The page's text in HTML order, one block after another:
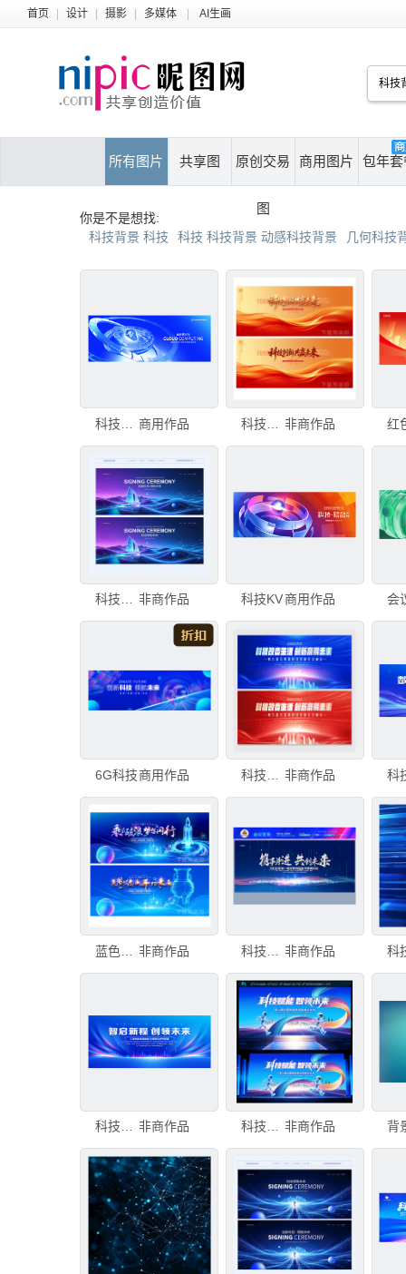
首页 设计 摄影 多媒体 AI生画
所有图片 共享图 原创交易
图
商用图片 包年套
你是不是想找:
科技背景 科技 科技 科技背景 动感科技背景 几何科技
商用作品 非商作品
科技背景 非商作品 科技KV商用作品
6G科技商用作品 非商作品
非商作品 非商作品
科技背景 非商作品 科技会议背景 非商作品